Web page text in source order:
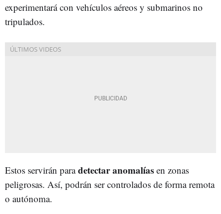
experimentará con vehículos aéreos y submarinos no
tripulados.
Estos servirán paradetectar anomalías en zonas
peligrosas. Así, podrán ser controlados de forma remota
o autónoma.